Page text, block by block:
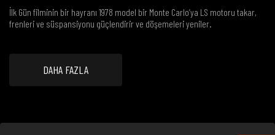
İlk Gün filminin bir hayranı 1978 model bir Monte Carlo’ya LS motoru takar,
frenleri ve süspansiyonu güçlendirir ve döşemeleri yeniler.
DAHA FAZLA